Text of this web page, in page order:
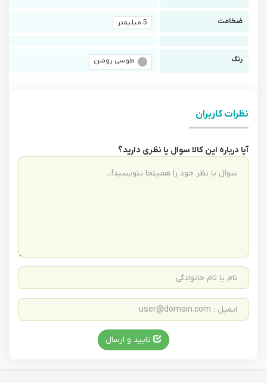
ضخامت 5 میلیمتر
رنگ طوسی روشن
نظرات کاربران
آیا درباره این کالا سوال یا نظری دارید؟